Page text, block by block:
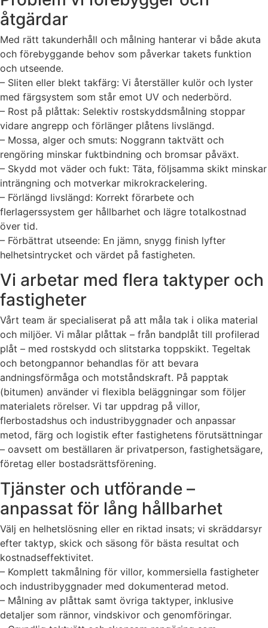
åtgärdar
Med rätt takunderhåll och målning hanterar vi både akuta
och förebyggande behov som påverkar takets funktion
och utseende.
– Sliten eller blekt takfärg: Vi återställer kulör och lyster
med färgsystem som står emot UV och nederbörd.
– Rost på plåttak: Selektiv rostskyddsmålning stoppar
vidare angrepp och förlänger plåtens livslängd.
– Mossa, alger och smuts: Noggrann taktvätt och
rengöring minskar fuktbindning och bromsar påväxt.
– Skydd mot väder och fukt: Täta, följsamma skikt minskar
inträngning och motverkar mikrokrackelering.
– Förlängd livslängd: Korrekt förarbete och
flerlagerssystem ger hållbarhet och lägre totalkostnad
över tid.
– Förbättrat utseende: En jämn, snygg finish lyfter
helhetsintrycket och värdet på fastigheten.
Vi arbetar med flera taktyper och
fastigheter
Vårt team är specialiserat på att måla tak i olika material
och miljöer. Vi målar plåttak – från bandplåt till profilerad
plåt – med rostskydd och slitstarka toppskikt. Tegeltak
och betongpannor behandlas för att bevara
andningsförmåga och motståndskraft. På papptak
(bitumen) använder vi flexibla beläggningar som följer
materialets rörelser. Vi tar uppdrag på villor,
flerbostadshus och industribyggnader och anpassar
metod, färg och logistik efter fastighetens förutsättningar
– oavsett om beställaren är privatperson, fastighetsägare,
företag eller bostadsrättsförening.
Tjänster och utförande –
anpassat för lång hållbarhet
Välj en helhetslösning eller en riktad insats; vi skräddarsyr
efter taktyp, skick och säsong för bästa resultat och
kostnadseffektivitet.
– Komplett takmålning för villor, kommersiella fastigheter
och industribyggnader med dokumenterad metod.
– Målning av plåttak samt övriga taktyper, inklusive
detaljer som rännor, vindskivor och genomföringar.